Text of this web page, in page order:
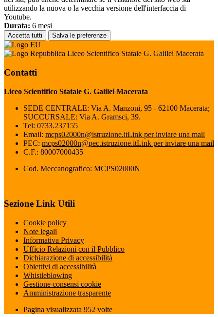
utilizzando la nuova o la vecchia versione dell'interfaccia di
Youtube.
Durata: 6 mesi
Accetta tutti Salva le preferenze
Liceo Scientifico Statale G. Galilei Macerata
Contatti
Liceo Scientifico Statale G. Galilei Macerata
SEDE CENTRALE: Via A. Manzoni, 95 - 62100 Macerata;
SUCCURSALE: Via A. Gramsci, 39.
Tel: 0733.237155
Email: mcps02000n@istruzione.itLink per inviare una mail
PEC: mcps02000n@pec.istruzione.itLink per inviare una mail
C.F.: 80007000435
Cod. Meccanografico: MCPS02000N
Sezione Link Utili
Cookie policy
Note legali
Informativa Privacy
Ufficio Relazioni con il Pubblico
Dichiarazione di accessibilità
Obiettivi di accessibilità
Whistleblowing
Gestione consensi cookie
Amministrazione trasparente
Pagina visualizzata 952 volte